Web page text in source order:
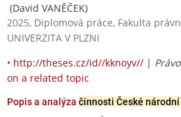
(David VANĚČEK)
2025, Diplomová práce, Fakulta
UNIVERZITA V PLZNI
• http://theses.cz/id//kknoyv// |
on a related topic
Popis a analýza činnosti České